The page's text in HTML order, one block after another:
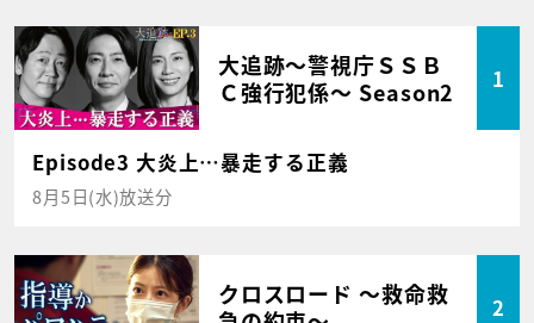
大追跡～警視庁ＳＳＢ
Ｃ強行犯係～ Season2
1
Episode3 大炎上…暴走する正義
8月5日(水)放送分
クロスロード ～救命救
2